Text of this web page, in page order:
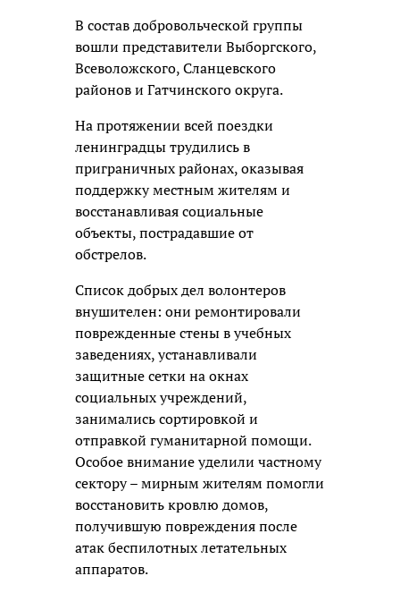
В состав добровольческой группы
вошли представители Выборгского,
Всеволожского, Сланцевского
районов и Гатчинского округа.
На протяжении всей поездки
ленинградцы трудились в
приграничных районах, оказывая
поддержку местным жителям и
восстанавливая социальные
объекты, пострадавшие от
обстрелов.
Список добрых дел волонтеров
внушителен: они ремонтировали
поврежденные стены в учебных
заведениях, устанавливали
защитные сетки на окнах
социальных учреждений,
занимались сортировкой и
отправкой гуманитарной помощи.
Особое внимание уделили частному
сектору – мирным жителям помогли
восстановить кровлю домов,
получившую повреждения после
атак беспилотных летательных
аппаратов.